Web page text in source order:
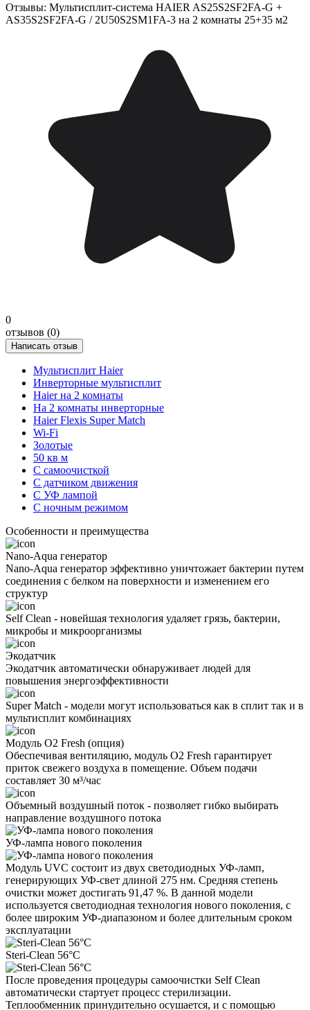
Отзывы: Мультисплит-система HAIER AS25S2SF2FA-G +
AS35S2SF2FA-G / 2U50S2SM1FA-3 на 2 комнаты 25+35 м2
0
отзывов (0)
Написать отзыв
Мультисплит Haier
Инверторные мультисплит
Haier на 2 комнаты
На 2 комнаты инверторные
Haier Flexis Super Match
Wi-Fi
Золотые
50 кв м
С самоочисткой
С датчиком движения
С УФ лампой
С ночным режимом
Особенности и преимущества
Nano-Aqua генератор
Nano-Aqua генератор эффективно уничтожает бактерии путем
соединения с белком на поверхности и изменением его
структур
Self Clean - новейшая технология удаляет грязь, бактерии,
микробы и микроорганизмы
Экодатчик
Экодатчик автоматически обнаруживает людей для
повышения энергоэффективности
Super Match - модели могут использоваться как в сплит так и в
мультисплит комбинациях
Модуль O2 Fresh (опция)
Обеспечивая вентиляцию, модуль O2 Fresh гарантирует
приток свежего воздуха в помещение. Объем подачи
составляет 30 м³/час
Объемный воздушный поток - позволяет гибко выбирать
направление воздушного потока
УФ-лампа нового поколения
Модуль UVC состоит из двух светодиодных УФ-ламп,
генерирующих УФ-свет длиной 275 нм. Средняя степень
очистки может достигать 91,47 %. В данной модели
используется светодиодная технология нового поколения, с
более широким УФ-диапазоном и более длительным сроком
эксплуатации
Steri-Clean 56°C
После проведения процедуры самоочистки Self Clean
автоматически стартует процесс стерилизации.
Теплообменник принудительно осушается, и с помощью